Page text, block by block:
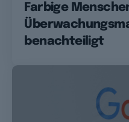
Farbige
benachteiligt